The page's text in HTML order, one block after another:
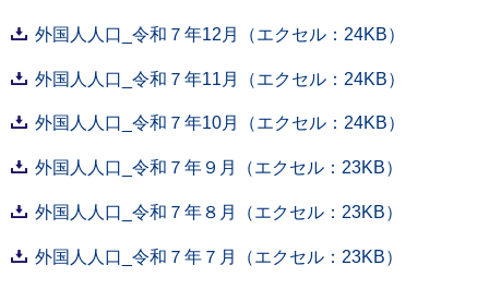
外国人人口_令和７年12月（エクセル：24KB）
外国人人口_令和７年11月（エクセル：24KB）
外国人人口_令和７年10月（エクセル：24KB）
外国人人口_令和７年９月（エクセル：23KB）
外国人人口_令和７年８月（エクセル：23KB）
外国人人口_令和７年７月（エクセル：23KB）